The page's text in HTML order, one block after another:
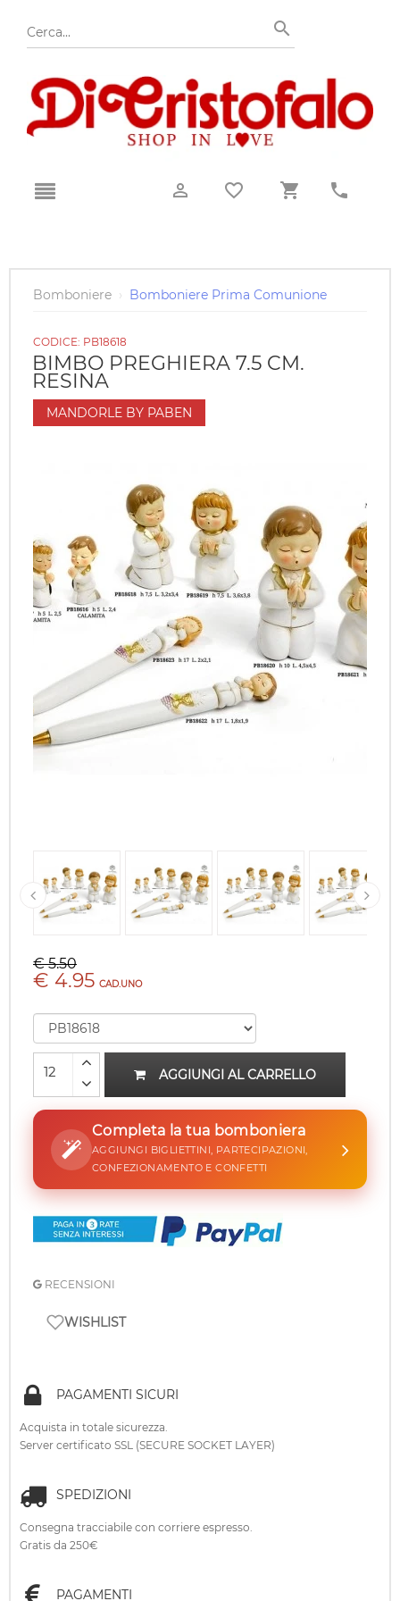
Bomboniere › Bomboniere Prima Comunione
CODICE: PB18618
BIMBO PREGHIERA 7.5 CM.
RESINA
MANDORLE BY PABEN
€ 5.50
€ 4.95 CAD.UNO
AGGIUNGI AL CARRELLO
Completa la tua bomboniera
AGGIUNGI BIGLIETTINI, PARTECIPAZIONI,
CONFEZIONAMENTO E CONFETTI
RECENSIONI
WISHLIST
PAGAMENTI SICURI
Acquista in totale sicurezza.
Server certificato SSL (SECURE SOCKET LAYER)
SPEDIZIONI
Consegna tracciabile con corriere espresso.
Gratis da 250€
PAGAMENTI